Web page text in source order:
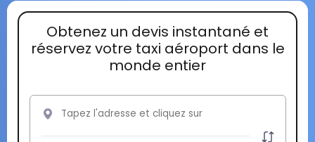
Obtenez un devis instantané et
réservez votre taxi aéroport dans le
monde entier